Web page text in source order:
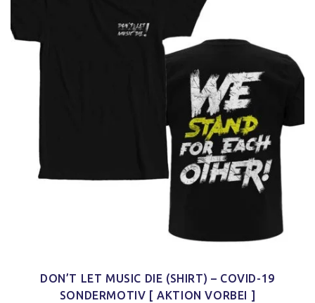
DON’T LET MUSIC DIE (SHIRT) – COVID-19
SONDERMOTIV [ AKTION VORBEI ]